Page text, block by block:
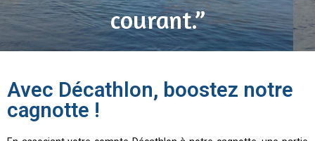
courant.”
Avec Décathlon, boostez notre
cagnotte !